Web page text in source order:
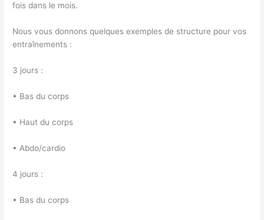
fois dans le mois.
Nous vous donnons quelques exemples de structure pour vos
entraînements :
3 jours :
• Bas du corps
• Haut du corps
• Abdo/cardio
4 jours :
• Bas du corps